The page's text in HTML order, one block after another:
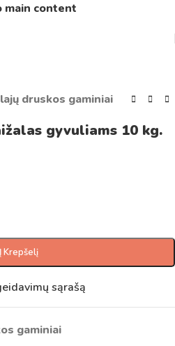
main content
druskos gaminiai
gyvuliams 10 kg.
Į Krepšelį
sąrašą
gaminiai